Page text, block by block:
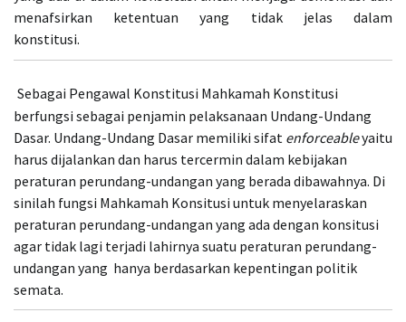
menafsirkan ketentuan yang tidak jelas dalam
konstitusi.
Sebagai Pengawal Konstitusi Mahkamah Konstitusi
berfungsi sebagai penjamin pelaksanaan Undang-Undang
Dasar. Undang-Undang Dasar memiliki sifat enforceableyaitu
harus dijalankan dan harus tercermin dalam kebijakan
peraturan perundang-undangan yang berada dibawahnya. Di
sinilah fungsi Mahkamah Konsitusi untuk menyelaraskan
peraturan perundang-undangan yang ada dengan konsitusi
agar tidak lagi terjadi lahirnya suatu peraturan perundang-
undangan yang hanya berdasarkan kepentingan politik
semata.